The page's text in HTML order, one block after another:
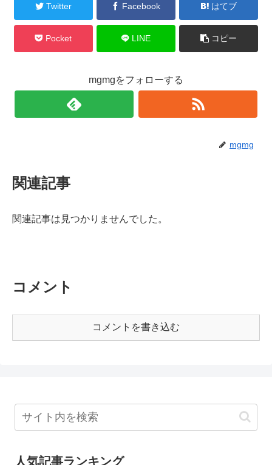
Twitter Facebook はてブ
Pocket LINE コピー
mgmgをフォローする
mgmg
関連記事
関連記事は見つかりませんでした。
コメント
コメントを書き込む
人気記事ランキング